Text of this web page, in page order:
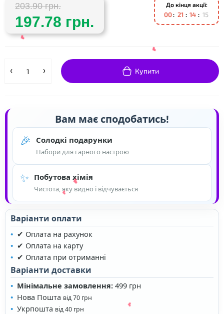
203.90 грн.
197.78 грн.
До кінця акції:
00 21 14 15
Купити
Вам має сподобатись!
🎉 Солодкі подарунки
Набори для гарного настрою
✨ Побутова хімія
Чистота, яку видно і відчувається
Варіанти оплати
✔ Оплата на рахунок
✔ Оплата на карту
✔ Оплата при отриманні
Варіанти доставки
Мінімальне замовлення: 499 грн
Нова Пошта від 70 грн
Укрпошта від 40 грн
❤
❤